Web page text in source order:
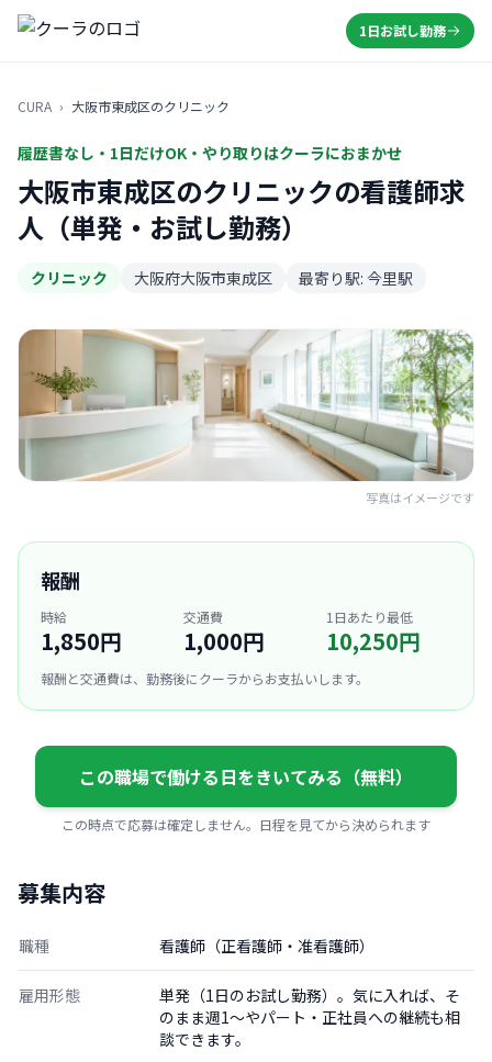
1日お試し勤務
CURA › 大阪市東成区のクリニック
履歴書なし・1日だけOK・やり取りはクーラにおまかせ
大阪市東成区のクリニックの看護師求
人（単発・お試し勤務）
クリニック 大阪府大阪市東成区 最寄り駅: 今里駅
写真はイメージです
報酬
時給
1,850円
交通費
1,000円
1日あたり最低
10,250円
報酬と交通費は、勤務後にクーラからお支払いします。
この職場で働ける日をきいてみる（無料）
この時点で応募は確定しません。日程を見てから決められます
募集内容
職種 看護師（正看護師・准看護師）
雇用形態
単発（1日のお試し勤務）。気に入れば、そ
のまま週1〜やパート・正社員への継続も相
談できます。